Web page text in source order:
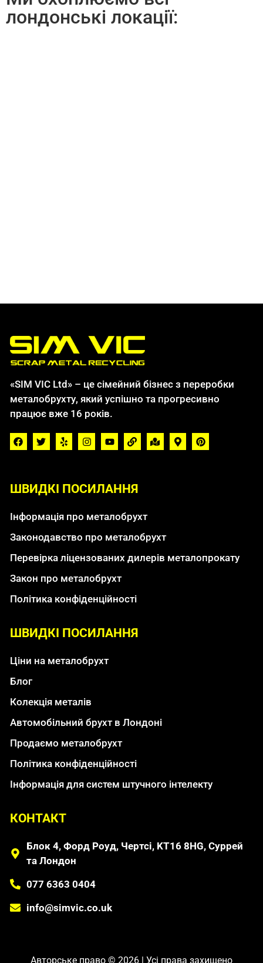
лондонські локації:
«SIM VIC Ltd» – це сімейний бізнес з переробки
металобрухту, який успішно та прогресивно
працює вже 16 років.
ШВИДКІ ПОСИЛАННЯ
Інформація про металобрухт
Законодавство про металобрухт
Перевірка ліцензованих дилерів металопрокату
Закон про металобрухт
Політика конфіденційності
ШВИДКІ ПОСИЛАННЯ
Ціни на металобрухт
Блог
Колекція металів
Автомобільний брухт в Лондоні
Продаємо металобрухт
Політика конфіденційності
Інформація для систем штучного інтелекту
КОНТАКТ
Блок 4, Форд Роуд, Чертсі, KT16 8HG, Суррей
та Лондон
077 6363 0404
info@simvic.co.uk
Авторське право © 2026 | Усі права захищено